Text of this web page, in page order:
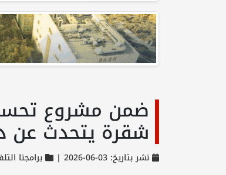
ضمن مشروع
شقرة يتحدث عن
نشر بتاريخ: 03-06-2026 | برامجنا